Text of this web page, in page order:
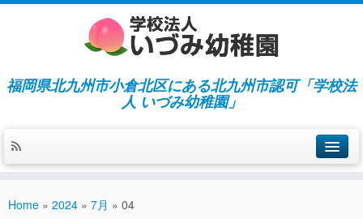
福岡県北九州市小倉北区にある北九州市認可「学校法
人 いづみ幼稚園」
Home » 2024 » 7月 » 04